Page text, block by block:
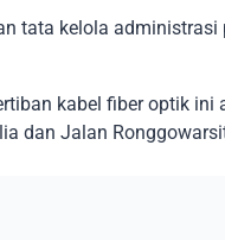
tata kelola
kabel fiber optik
dan Jalan